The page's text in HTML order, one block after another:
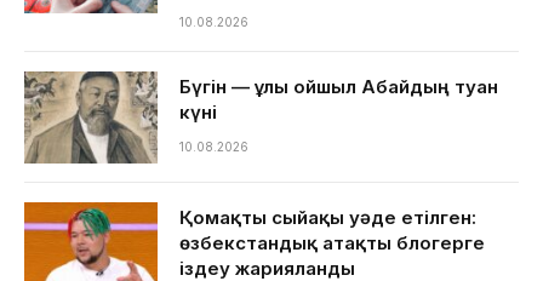
10.08.2026
Бүгін — ұлы ойшыл Абайдың туған
күні
10.08.2026
Қомақты сыйақы уәде етілген:
өзбекстандық атақты блогерге
іздеу жарияланды